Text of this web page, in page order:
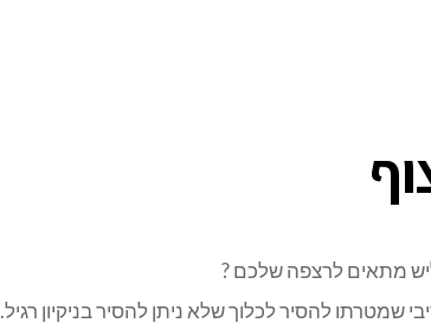
מתאים לרצפה שלכם ?
שמטרתו להסיר לכלוך שלא ניתן להסיר בניקיון רגיל.